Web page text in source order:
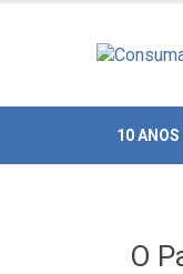
10 ANOS
O